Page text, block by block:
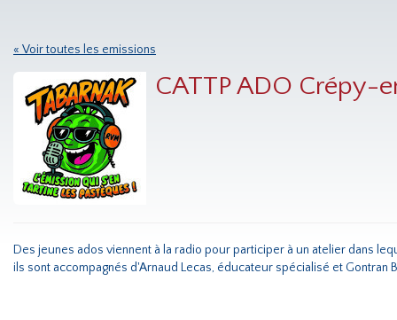
« Voir toutes les emissions
CATTP ADO Crépy-
Des jeunes ados viennent à la radio pour participer à un atelier dans
ils sont accompagnés d'Arnaud Lecas, éducateur spécialisé et Gontran